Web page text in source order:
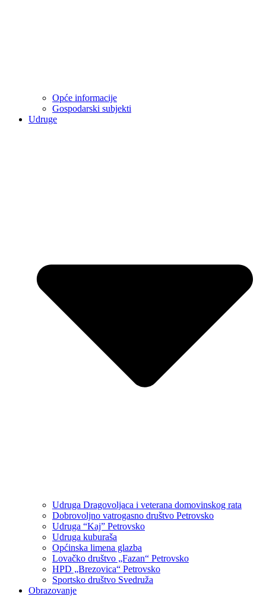
Opće informacije
Gospodarski subjekti
Udruge
Udruga Dragovoljaca i veterana domovinskog rata
Dobrovoljno vatrogasno društvo Petrovsko
Udruga “Kaj” Petrovsko
Udruga kuburaša
Općinska limena glazba
Lovačko društvo „Fazan“ Petrovsko
HPD „Brezovica“ Petrovsko
Sportsko društvo Svedruža
Obrazovanje